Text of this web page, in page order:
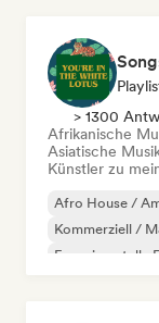
> 1300
Afrikanische
Asiatische
Künstler zu
Afro House /
Kommerziell /
Experimentelle